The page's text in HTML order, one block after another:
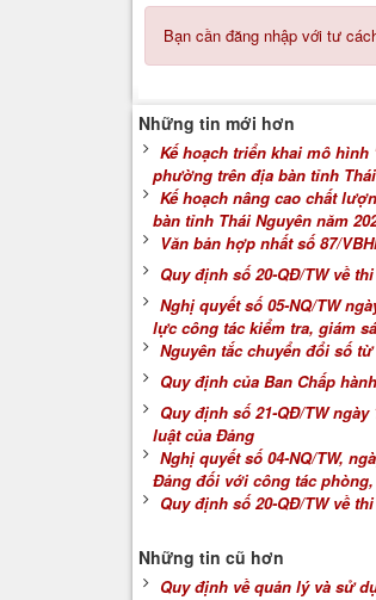
Bạn cần đăng nhập với tư
Những tin mới hơn
Kế hoạch triển khai mô hình
phường trên địa bàn tỉnh
Kế hoạch nâng cao chất
bàn tỉnh Thái Nguyên năm
Văn bản hợp nhất số 87/
Quy định số 20-QĐ/TW về
Nghị quyết số 05-NQ/TW
lực công tác kiểm tra, giám
Nguyên tắc chuyển đổi số từ
Quy định của Ban Chấp
Quy định số 21-QĐ/TW
luật của Đảng
Nghị quyết số 04-NQ/TW,
Đảng đối với công tác
Quy định số 20-QĐ/TW về
Những tin cũ hơn
Quy định về quản lý và sử